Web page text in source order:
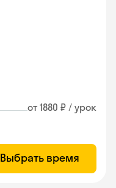
от 1880 ₽ / урок
Выбрать время